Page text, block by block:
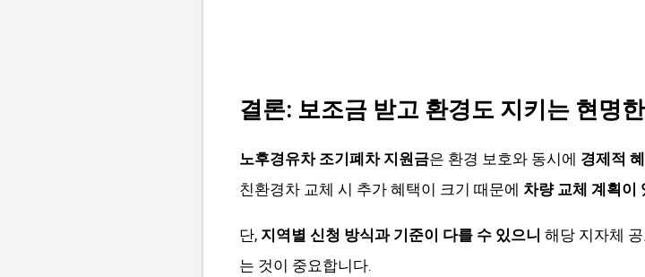
결론: 보조금 받고 환경도 지키는 현명
노후경유차 조기폐차 지원금은 환경 보호와 동시에 경제적
친환경차 교체 시 추가 혜택이 크기 때문에 차량 교체 계획이
단, 지역별 신청 방식과 기준이 다를 수 있으니 해당 지자체
는 것이 중요합니다.